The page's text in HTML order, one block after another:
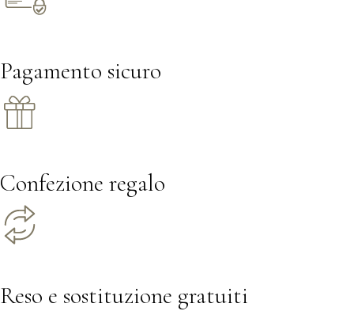
Pagamento sicuro
Confezione regalo
Reso e sostituzione gratuiti